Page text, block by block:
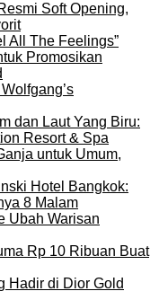
Soft Opening,
All The Feelings”
Promosikan
dan Laut Yang Biru:
Resort & Spa
untuk Umum,
Hotel Bangkok:
8 Malam
Ubah Warisan
Rp 10 Ribuan Buat
Hadir di Dior Gold